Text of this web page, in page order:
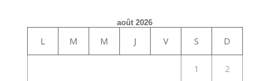
août 2026
L M M J V S D
1 2